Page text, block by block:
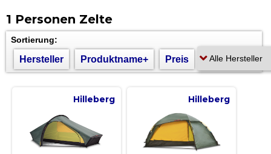
1 Personen Zelte
Sortierung:
Hersteller Produktname+ Preis
Hilleberg Hilleberg